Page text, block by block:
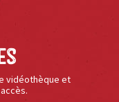
vidéothèque et